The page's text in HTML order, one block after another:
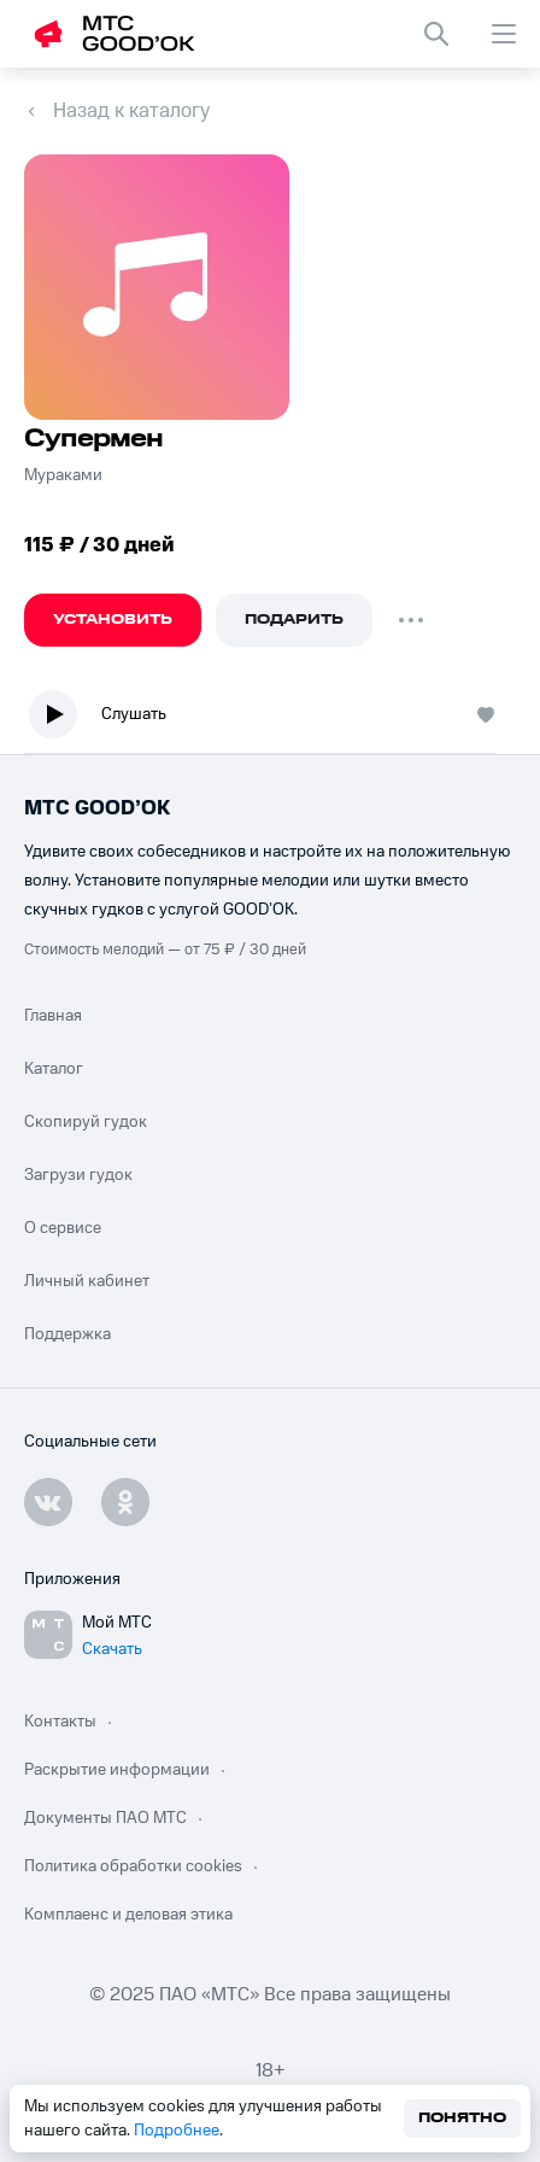
Назад к каталогу
Супермен
Мураками
115 ₽ / 30 дней
УСТАНОВИТЬ ПОДАРИТЬ
Слушать
Мы используем cookies для улучшения работы
нашего сайта. Подробнее.
ПОНЯТНО
МТС GOOD’OK
Удивите своих собеседников и настройте их на положительную
волну. Установите популярные мелодии или шутки вместо
скучных гудков с услугой GOOD’OK.
Стоимость мелодий — от 75 ₽ / 30 дней
Главная
Каталог
Скопируй гудок
Загрузи гудок
О сервисе
Личный кабинет
Поддержка
Социальные сети
Приложения
Мой МТС
Скачать
Контакты
Раскрытие информации
Документы ПАО МТС
Политика обработки cookies
Комплаенс и деловая этика
© 2025 ПАО «МТС» Все права защищены
18+